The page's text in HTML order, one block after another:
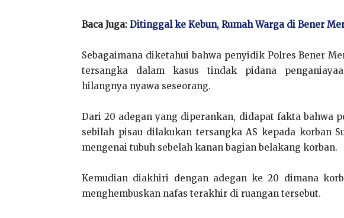
Baca Juga: Ditinggal ke Kebun, Rumah Warga di Bener
Sebagaimana diketahui bahwa penyidik Polres Bener
tersangka dalam kasus tindak pidana
hilangnya nyawa seseorang.
Dari 20 adegan yang diperankan, didapat fakta bahwa
sebilah pisau dilakukan tersangka AS kepada korban
mengenai tubuh sebelah kanan bagian belakang korban.
Kemudian diakhiri dengan adegan ke 20 dimana
menghembuskan nafas terakhir di ruangan tersebut.